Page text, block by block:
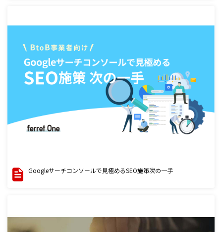
Googleサーチコンソールで見極めるSEO施策次の一手